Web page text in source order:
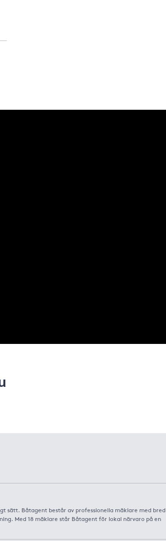
sätt. Båtagent består av professionella mäklare med bred
Med 18 mäklare står Båtagent för lokal närvaro på en